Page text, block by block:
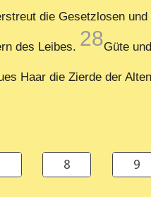
die Gesetzlosen
des Leibes. 28Güte
Haar die Zierde der
8 9